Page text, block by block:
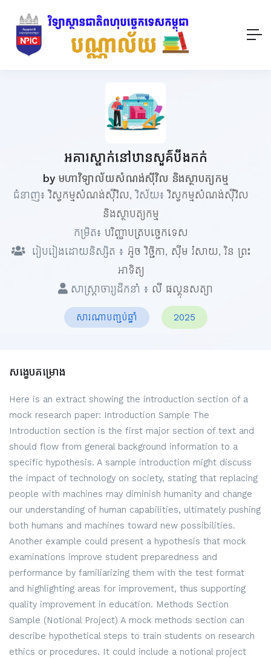
អគារស្នាក់នៅឋានសួគ៌បឹងកក់
by មហាវិទ្យាល័យសំណង់ស៊ីវិល និងស្ថាបត្យកម្ម
ជំនាញ៖វិស្វកម្មសំណង់ស៊ីវិល, វិស័យ៖វិស្វកម្មសំណង់ស៊ីវិល
និងស្ថាបត្យកម្ម
កម្រិត៖ បរិញ្ញាបត្របច្ចេកទេស
រៀបរៀងដោយនិស្សិត ៖ អ៊ូច វិច្ជិកា, ស៊ីម រំសាយ,រិន ព្រះ
អាទិត្យ
សាស្ត្រាចារ្យដឹកនាំ ៖ លី ផល្គុនសត្យា
សារណាបញ្ចប់ឆ្នាំ 2025
សង្ខេបគម្រោង
Here is an extract showing the introduction section of a
mock research paper: Introduction Sample The
Introduction section is the first major section of text and
should flow from general background information to a
specific hypothesis. A sample introduction might discuss
the impact of technology on society, stating that replacing
people with machines may diminish humanity and change
our understanding of human capabilities, ultimately pushing
both humans and machines toward new possibilities.
Another example could present a hypothesis that mock
examinations improve student preparedness and
performance by familiarizing them with the test format
and highlighting areas for improvement, thus supporting
quality improvement in education. Methods Section
Sample (Notional Project) A mock methods section can
describe hypothetical steps to train students on research
ethics or procedures. It could include a notional project